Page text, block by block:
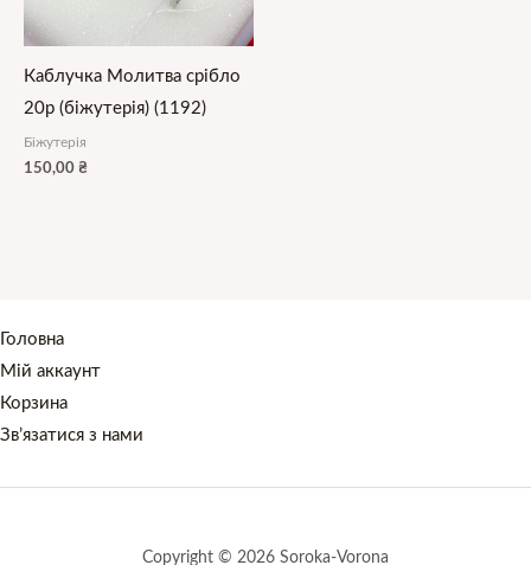
Каблучка Молитва срібло
20р (біжутерія) (1192)
Біжутерія
150,00 ₴
Головна
Мій аккаунт
Корзина
Зв’язатися з нами
Copyright © 2026 Soroka-Vorona